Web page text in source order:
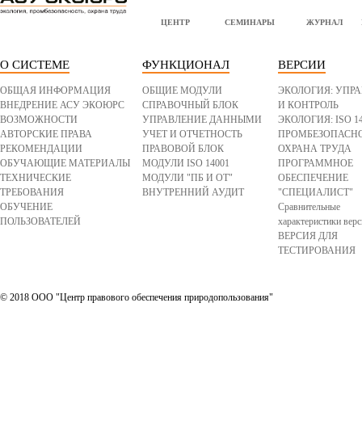
l
o
o
t
t
o
m
.
p
n
g
ЦЕНТР СЕМИНАРЫ ЖУРНАЛ
О СИСТЕМЕ
ОБЩАЯ ИНФОРМАЦИЯ
ВНЕДРЕНИЕ АСУ ЭКОЮРС
ВОЗМОЖНОСТИ
АВТОРСКИЕ ПРАВА
РЕКОМЕНДАЦИИ
ОБУЧАЮЩИЕ МАТЕРИАЛЫ
ТЕХНИЧЕСКИЕ
ТРЕБОВАНИЯ
ОБУЧЕНИЕ
ПОЛЬЗОВАТЕЛЕЙ
ФУНКЦИОНАЛ
ОБЩИЕ МОДУЛИ
СПРАВОЧНЫЙ БЛОК
УПРАВЛЕНИЕ ДАННЫМИ
УЧЕТ И ОТЧЕТНОСТЬ
ПРАВОВОЙ БЛОК
МОДУЛИ ISO 14001
МОДУЛИ "ПБ И ОТ"
ВНУТРЕННИЙ АУДИТ
ВЕРСИИ
ЭКОЛОГИЯ:
И КОНТРОЛЬ
ЭКОЛОГИЯ: ISO
ОХРАНА ТРУДА
ПРОГРАММНОЕ
ОБЕСПЕЧЕНИЕ
"СПЕЦИАЛИСТ"
Сравнительные
характеристики
ВЕРСИЯ ДЛЯ
ТЕСТИРОВАНИЯ
© 2018 ООО "Центр правового обеспечения природопользования"